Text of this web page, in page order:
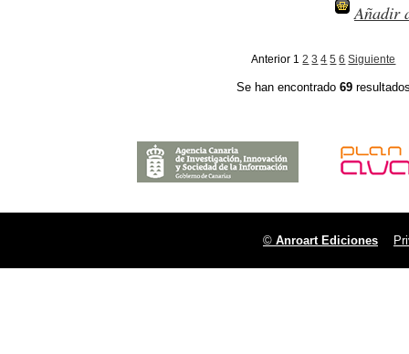
Añadir
Anterior 1 2 3 4 5 6 Siguiente
Se han encontrado 69
© Anroart Ediciones